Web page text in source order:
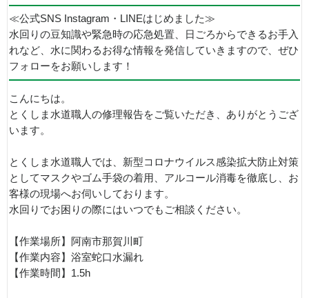
≪公式SNS Instagram・LINEはじめました≫
水回りの豆知識や緊急時の応急処置、日ごろからできるお手入
れなど、水に関わるお得な情報を発信していきますので、ぜひ
フォローをお願いします！
こんにちは。
とくしま水道職人の修理報告をご覧いただき、ありがとうござ
います。
とくしま水道職人では、新型コロナウイルス感染拡大防止対策
としてマスクやゴム手袋の着用、アルコール消毒を徹底し、お
客様の現場へお伺いしております。
水回りでお困りの際にはいつでもご相談ください。
【作業場所】阿南市那賀川町
【作業内容】浴室蛇口水漏れ
【作業時間】1.5h